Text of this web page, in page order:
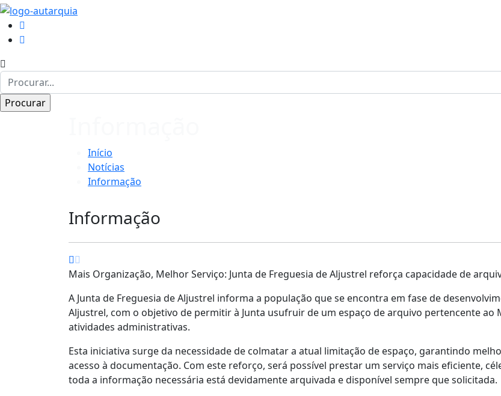
Início
Notícias
Informação
Informação
Mais Organização, Melhor Serviço: Junta de Freguesia de Aljustrel reforça capacidade de
A Junta de Freguesia de Aljustrel informa a população que se encontra em fase de
Aljustrel, com o objetivo de permitir à Junta usufruir de um espaço de arquivo pertencente ao
atividades administrativas.
Esta iniciativa surge da necessidade de colmatar a atual limitação de espaço, garantindo
acesso à documentação. Com este reforço, será possível prestar um serviço mais eficiente,
toda a informação necessária está devidamente arquivada e disponível sempre que solicitada.